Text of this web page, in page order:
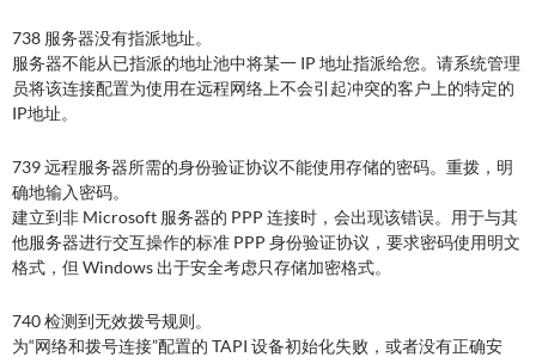
738 服务器没有指派地址。
服务器不能从已指派的地址池中将某一 IP 地址指派给您。请系统管理
员将该连接配置为使用在远程网络上不会引起冲突的客户上的特定的
IP地址。
739 远程服务器所需的身份验证协议不能使用存储的密码。重拨，明
确地输入密码。
建立到非 Microsoft 服务器的 PPP 连接时，会出现该错误。用于与其
他服务器进行交互操作的标准 PPP 身份验证协议，要求密码使用明文
格式，但 Windows 出于安全考虑只存储加密格式。
740 检测到无效拨号规则。
为“网络和拨号连接”配置的 TAPI 设备初始化失败，或者没有正确安